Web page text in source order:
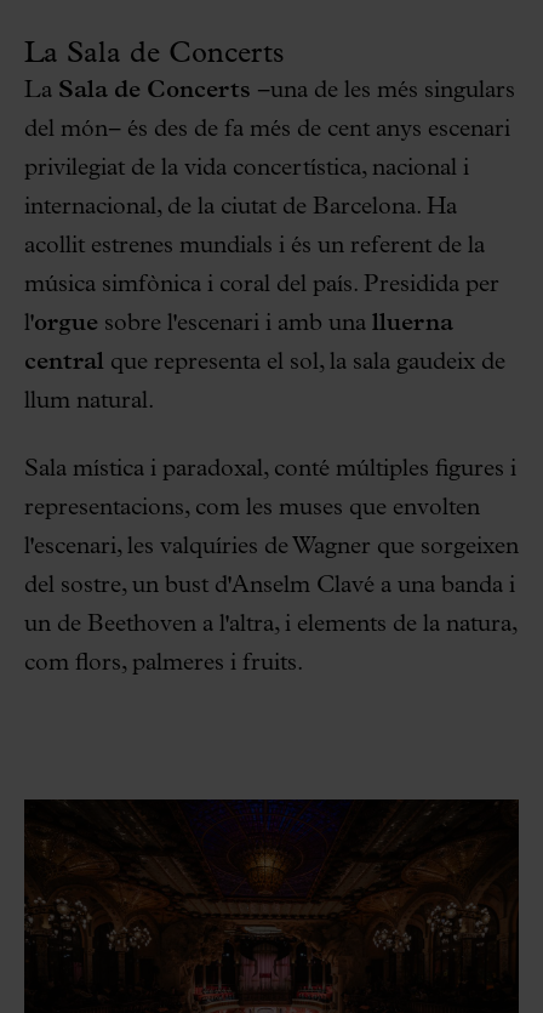
La Sala de Concerts
La Sala de Concerts −una de les més singulars
del món− és des de fa més de cent anys escenari
privilegiat de la vida concertística, nacional i
internacional, de la ciutat de Barcelona. Ha
acollit estrenes mundials i és un referent de la
música simfònica i coral del país. Presidida per
l'orgue sobre l'escenari i amb una lluerna
central que representa el sol, la sala gaudeix de
llum natural.
Sala mística i paradoxal, conté múltiples figures i
representacions, com les muses que envolten
l'escenari, les valquíries de Wagner que sorgeixen
del sostre, un bust d'Anselm Clavé a una banda i
un de Beethoven a l'altra, i elements de la natura,
com flors, palmeres i fruits.